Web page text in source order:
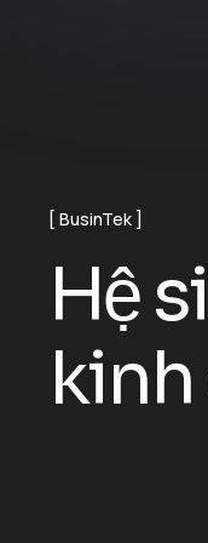
BusinTek
Hệsi
kinh